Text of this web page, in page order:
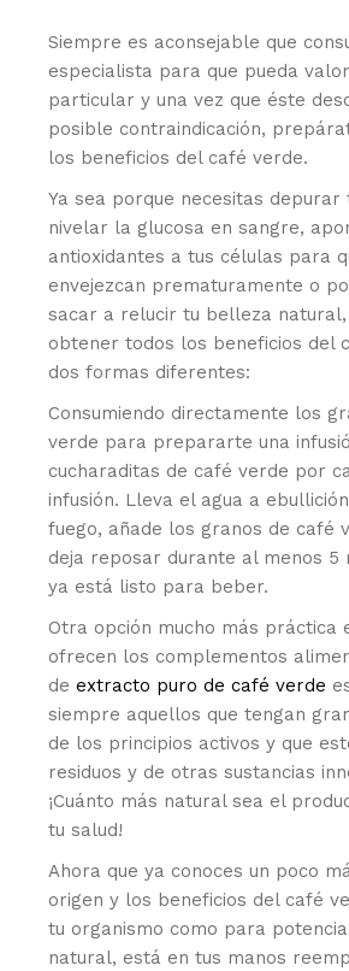
Siempre es aconsejable que
especialista para que pueda
particular y una vez que éste
posible contraindicación,
los beneficios del café verde.
Ya sea porque necesitas depurar
nivelar la glucosa en sangre,
antioxidantes a tus células para
envejezcan prematuramente o
sacar a relucir tu belleza natural,
obtener todos los beneficios del
dos formas diferentes:
Consumiendo directamente los
verde para prepararte una
cucharaditas de café verde por
infusión. Lleva el agua a
fuego, añade los granos de café
deja reposar durante al menos 5
ya está listo para beber.
Otra opción mucho más práctica
ofrecen los complementos
deextracto puro de café verde
siempre aquellos que tengan
de los principios activos y que
residuos y de otras sustancias
¡Cuánto más natural sea el
tu salud!
Ahora que ya conoces un poco
origen y los beneficios del café
tu organismo como para
natural, está en tus manos